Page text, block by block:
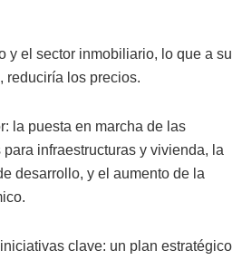
y el sector inmobiliario, lo que a su
reduciría los precios.
la puesta en marcha de las
infraestructuras y vivienda, la
desarrollo, y el aumento de la
clave: un plan estratégico